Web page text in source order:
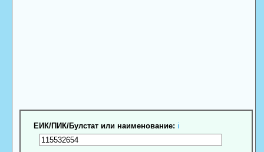
ЕИК/ПИК/Булстат или наименование: ℹ